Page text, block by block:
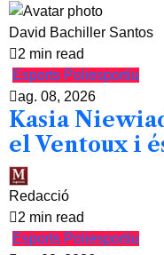
David Bachiller Santos
2 min read
Esports Poliesportiu
ag. 08, 2026
Kasia
el Ventoux i
Redacció
2 min read
Esports Poliesportiu